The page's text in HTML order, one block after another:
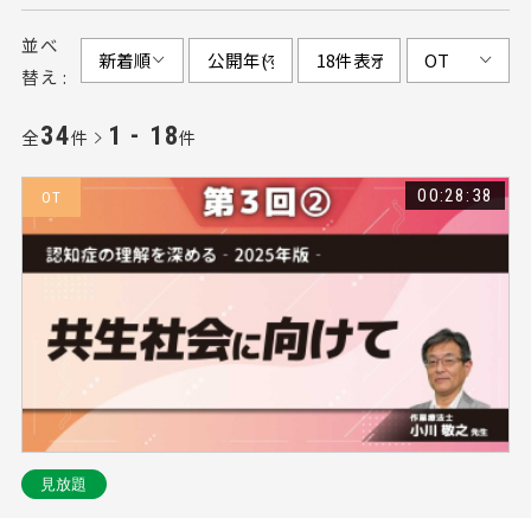
並べ
替え :
全34件 1 - 18件
OT 00:28:38
見放題